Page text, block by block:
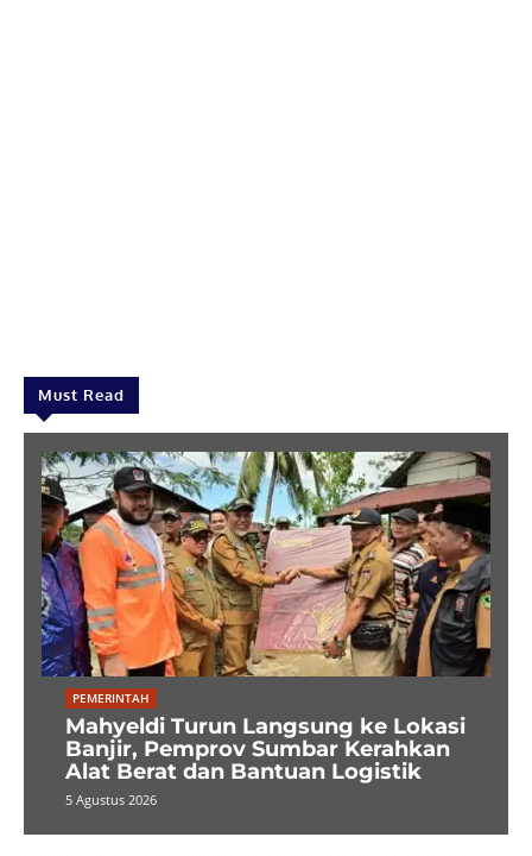
Must Read
PEMERINTAH
Mahyeldi Turun Langsung ke Lokasi
Banjir, Pemprov Sumbar Kerahkan
Alat Berat dan Bantuan Logistik
5 Agustus 2026